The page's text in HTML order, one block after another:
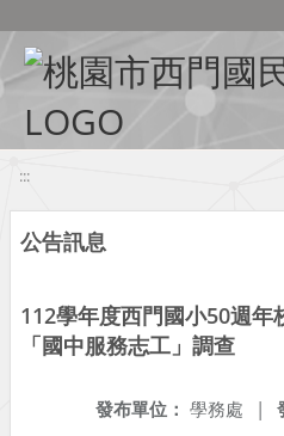
:::
公告訊息
112學年度西門國小50週
「國中服務志工」調查
發布單位： 學務處 |